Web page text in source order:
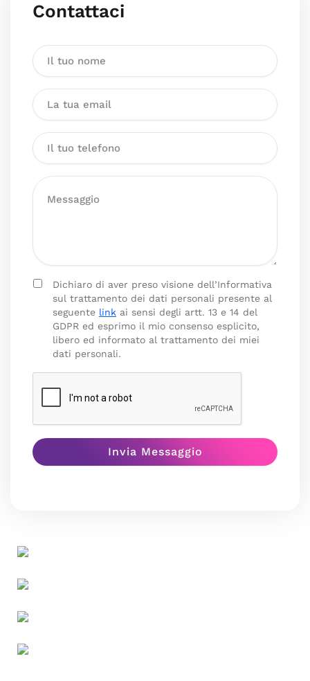
Contattaci
Dichiaro di aver preso visione dell’Informativa
sul trattamento dei dati personali presente al
seguente link ai sensi degli artt. 13 e 14 del
GDPR ed esprimo il mio consenso esplicito,
libero ed informato al trattamento dei miei
dati personali.